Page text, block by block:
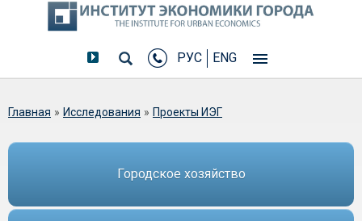
РУС ENG
Вы здесь
Главная » Исследования » Проекты ИЭГ
Городское хозяйство